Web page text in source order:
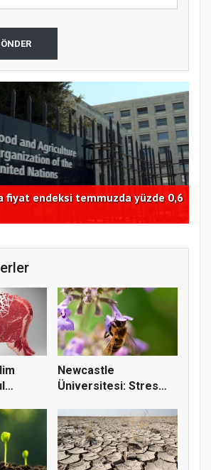
fiyat endeksi temmuzda yüzde 0,6
Newcastle
Üniversitesi: Stres